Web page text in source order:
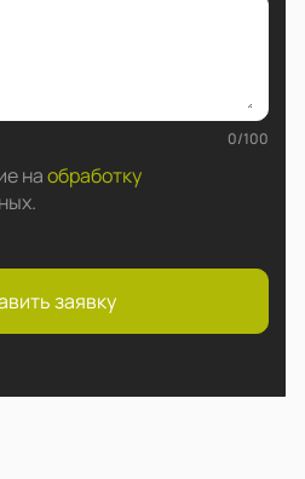
0/100
наобработку
.
заявку